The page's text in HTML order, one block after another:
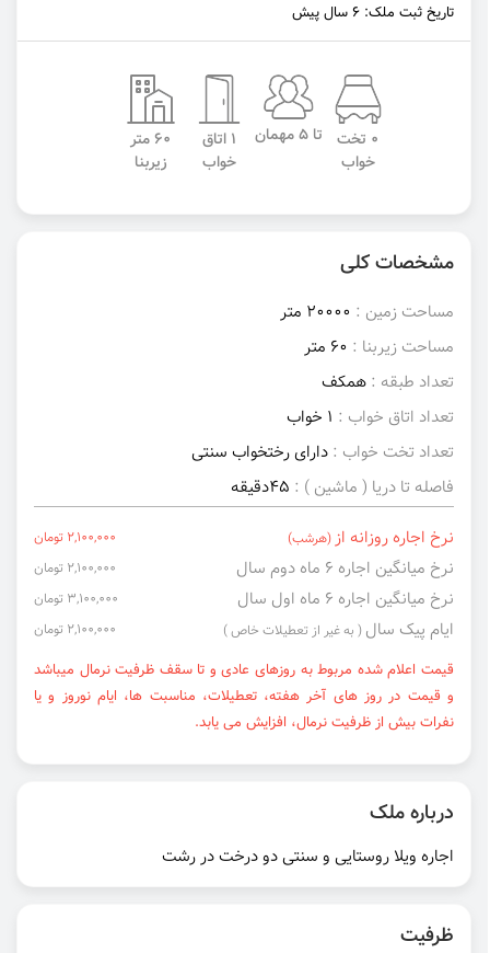
تاریخ ثبت ملک: 6 سال پیش
0 تخت
خواب
تا 5 مهمان
1 اتاق
خواب
60 متر
زیربنا
مشخصات کلی
مساحت زمین : 20000 متر
مساحت زیربنا : 60 متر
تعداد طبقه : همکف
تعداد اتاق خواب : 1 خواب
تعداد تخت خواب : دارای رختخواب سنتی
فاصله تا دریا ( ماشین ) : 45دقیقه
نرخ اجاره روزانه از (هرشب) 2,100,000 تومان
نرخ میانگین اجاره ۶ ماه دوم سال 2,100,000 تومان
نرخ میانگین اجاره ۶ ماه اول سال 3,100,000 تومان
ایام پیک سال ( به غیر از تعطیلات خاص ) 2,100,000 تومان
قیمت اعلام شده مربوط به روزهای عادی و تا سقف ظرفیت نرمال میباشد
و قیمت در روز های آخر هفته، تعطیلات، مناسبت ها، ایام نوروز و یا
نفرات بیش از ظرفیت نرمال، افزایش می یابد.
درباره ملک
اجاره ویلا روستایی و سنتی دو درخت در رشت
ظرفیت